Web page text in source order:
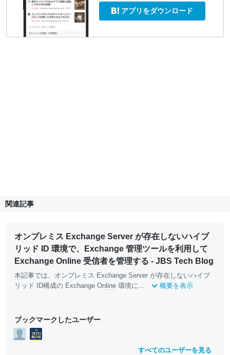
アプリをダウンロード
関連記事
オンプレミス Exchange Server が存在しないハイブ
リッド ID 環境で、Exchange 管理ツールを利用して
Exchange Online 受信者を管理する - JBS Tech Blog
本記事では、オンプレミス Exchange Server が存在しないハイブ
リッド ID構成の Exchange On line 環境に... 概要を表示
ブックマークしたユーザー
すべてのユーザーを見る